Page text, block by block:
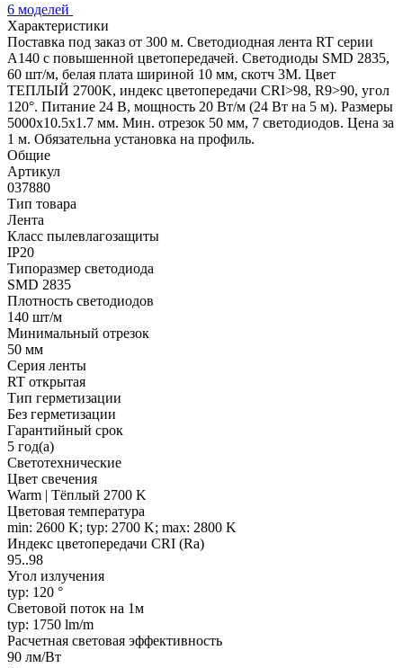
6 моделей
Характеристики
Поставка под заказ от 300 м. Светодиодная лента RT серии
A140 с повышенной цветопередачей. Светодиоды SMD 2835,
60 шт/м, белая плата шириной 10 мм, скотч 3М. Цвет
ТЕПЛЫЙ 2700K, индекс цветопередачи CRI>98, R9>90, угол
120°. Питание 24 В, мощность 20 Вт/м (24 Вт на 5 м). Размеры
5000х10.5х1.7 мм. Мин. отрезок 50 мм, 7 светодиодов. Цена за
1 м. Обязательна установка на профиль.
Общие
Артикул
037880
Тип товара
Лента
Класс пылевлагозащиты
IP20
Типоразмер светодиода
SMD 2835
Плотность светодиодов
140 шт/м
Минимальный отрезок
50 мм
Серия ленты
RT открытая
Тип герметизации
Без герметизации
Гарантийный срок
5 год(а)
Светотехнические
Цвет свечения
Warm | Тёплый 2700 K
Цветовая температура
min: 2600 K; typ: 2700 K; max: 2800 K
Индекс цветопередачи CRI (Ra)
95..98
Угол излучения
typ: 120 °
Световой поток на 1м
typ: 1750 lm/m
Расчетная световая эффективность
90 лм/Вт